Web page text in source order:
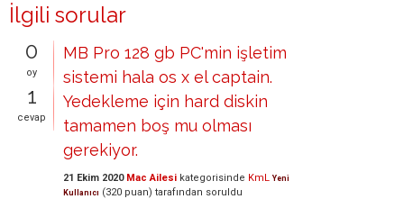
İlgili sorular
0
oy
1
cevap
MB Pro 128 gb PC'min işletim
sistemi hala os x el captain.
Yedekleme için hard diskin
tamamen boş mu olması
gerekiyor.
21 Ekim 2020 Mac Ailesi kategorisinde KmL Yeni
Kullanıcı (320 puan) tarafından soruldu